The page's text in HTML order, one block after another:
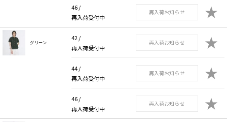
46 /
再入荷受付中
再入荷お知らせ ★
グリーン
42 /
再入荷受付中
再入荷お知らせ ★
44 /
再入荷受付中
再入荷お知らせ ★
46 /
再入荷受付中
再入荷お知らせ ★